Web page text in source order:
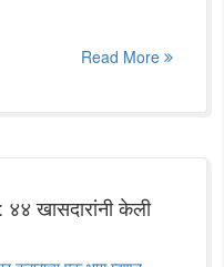
Read More
: ४४ खासदारांनी केली